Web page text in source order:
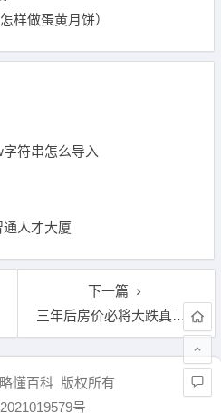
样做蛋黄月饼）
符串怎么导入
人才大厦
下一篇
三年后房价必将大跌真的假的
懂百科 版权所有
号